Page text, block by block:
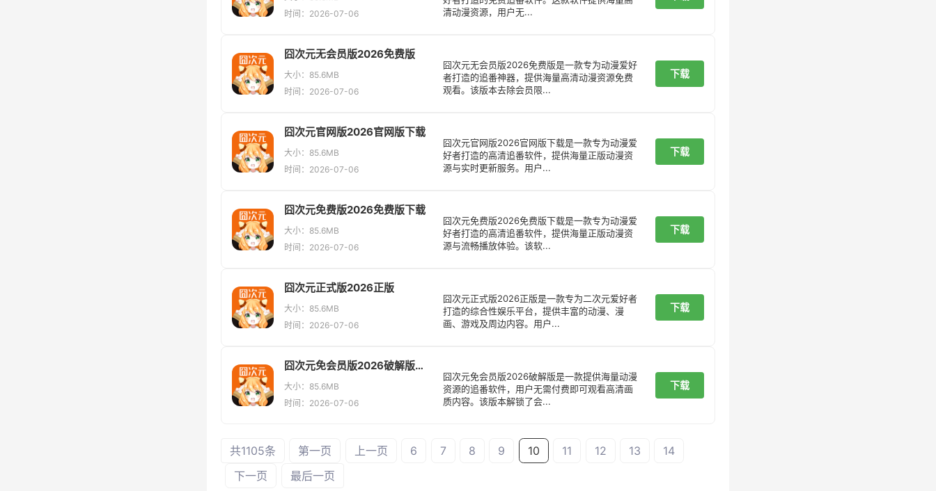
时间：2026-07-06
清动漫资源，用户无...
囧次元无会员版2026免费版
大小：85.6MB
时间：2026-07-06
囧次元无会员版2026免费版是一款专为动漫爱好
者打造的追番神器，提供海量高清动漫资源免费
观看。该版本去除会员限...
下载
囧次元官网版2026官网版下载
大小：85.6MB
时间：2026-07-06
囧次元官网版2026官网版下载是一款专为动漫爱
好者打造的高清追番软件，提供海量正版动漫资
源与实时更新服务。用户...
下载
囧次元免费版2026免费版下载
大小：85.6MB
时间：2026-07-06
囧次元免费版2026免费版下载是一款专为动漫爱
好者打造的高清追番软件，提供海量正版动漫资
源与流畅播放体验。该软...
下载
囧次元正式版2026正版
大小：85.6MB
时间：2026-07-06
囧次元正式版2026正版是一款专为二次元爱好者
打造的综合性娱乐平台，提供丰富的动漫、漫
画、游戏及周边内容。用户...
下载
囧次元免会员版2026破解版下载
大小：85.6MB
时间：2026-07-06
囧次元免会员版2026破解版是一款提供海量动漫
资源的追番软件，用户无需付费即可观看高清画
质内容。该版本解锁了会...
下载
共1105条 第一页 上一页 6 7 8 9 10 11 12 13
14
下一页
最后一页